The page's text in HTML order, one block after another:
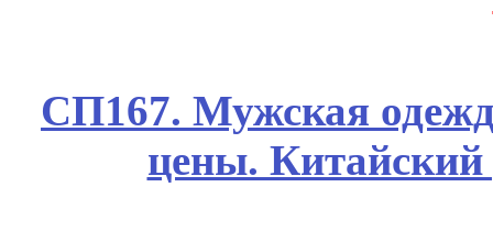
СП167. Мужская
цены.